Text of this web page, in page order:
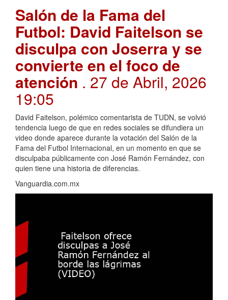
Salón de la Fama del
Futbol: David Faitelson se
disculpa con Joserra y se
convierte en el foco de
atención . 27 de Abril, 2026
19:05
David Faitelson, polémico comentarista de TUDN, se volvió
tendencia luego de que en redes sociales se difundiera un
video donde aparece durante la votación del Salón de la
Fama del Futbol Internacional, en un momento en que se
disculpaba públicamente con José Ramón Fernández, con
quien tiene una historia de diferencias.
Vanguardia.com.mx